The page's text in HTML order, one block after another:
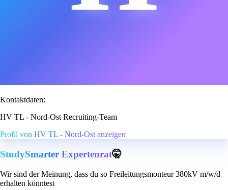
Kontaktdaten:
HV TL - Nord-Ost Recruiting-Team
Profil von HV TL - Nord-Ost anzeigen
StudySmarter Expertenrat🤫
Wir sind der Meinung, dass du so Freileitungsmonteur 380kV m/w/d
erhalten könntest